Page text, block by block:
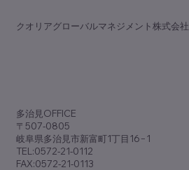
​クオリアグローバルマネジメント株式会社
​多治見OFFICE
〒507-0805
岐阜県多治見市新富町1丁目16−1
TEL:0572-21-0112
FAX:0572-21-0113